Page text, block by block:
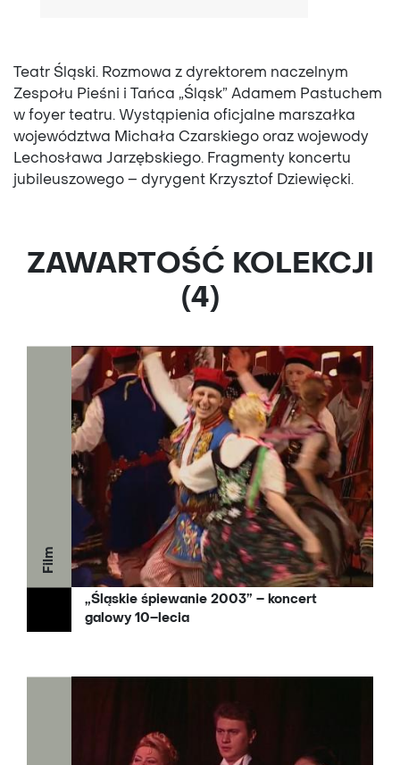
Teatr Śląski. Rozmowa z dyrektorem naczelnym
Zespołu Pieśni i Tańca „Śląsk” Adamem Pastuchem
w foyer teatru. Wystąpienia oficjalne marszałka
województwa Michała Czarskiego oraz wojewody
Lechosława Jarzębskiego. Fragmenty koncertu
jubileuszowego – dyrygent Krzysztof Dziewięcki.
ZAWARTOŚĆ KOLEKCJI
(4)
Film
„Śląskie śpiewanie 2003” – koncert
galowy 10–lecia